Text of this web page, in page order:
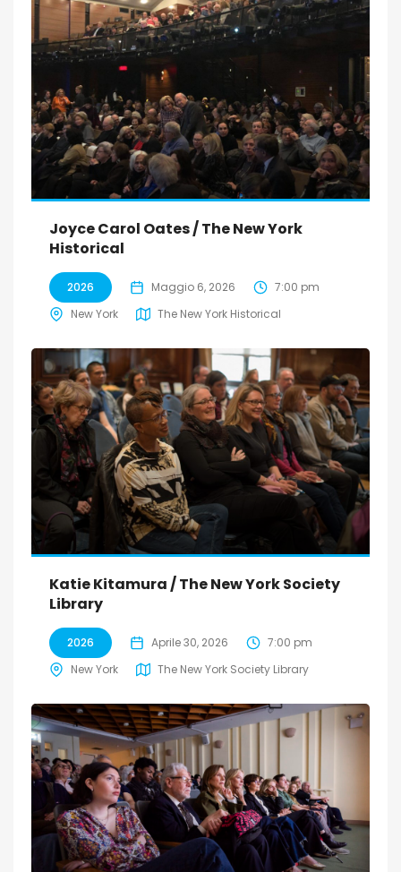
Joyce Carol Oates / The New York
Historical
2026 Maggio 6, 2026
7:00 pm
New York
The New York Historical
Katie Kitamura / The New York Society
Library
2026 Aprile 30, 2026
7:00 pm
New York
The New York Society Library